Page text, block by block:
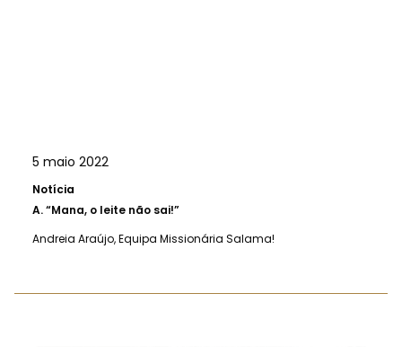
5 maio 2022
Notícia
A.“Mana, o leite não sai!”
Andreia Araújo, Equipa Missionária Salama!